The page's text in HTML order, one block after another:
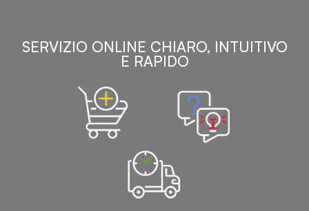
SERVIZIO ONLINE CHIARO, INTUITIVO
E RAPIDO